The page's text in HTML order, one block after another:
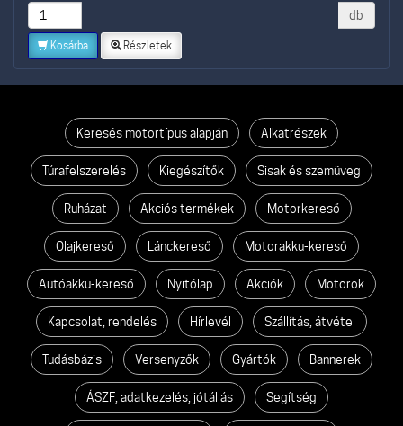
db
Kosárba Részletek
Keresés motortípus alapján Alkatrészek
Túrafelszerelés Kiegészítők Sisak és szemüveg
Ruházat Akciós termékek Motorkereső
Olajkereső Lánckereső Motorakku-kereső
Autóakku-kereső Nyitólap Akciók Motorok
Kapcsolat, rendelés Hírlevél Szállítás, átvétel
Tudásbázis Versenyzők Gyártók Bannerek
ÁSZF, adatkezelés, jótállás Segítség